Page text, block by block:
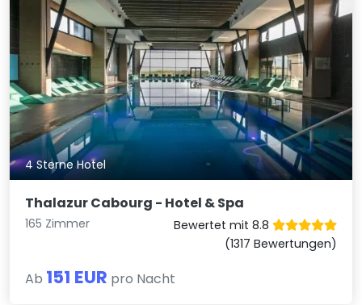
4 Sterne Hotel
Thalazur Cabourg - Hotel & Spa
165 Zimmer
Bewertet mit 8.8
(1317 Bewertungen)
Ab 151 EUR pro Nacht